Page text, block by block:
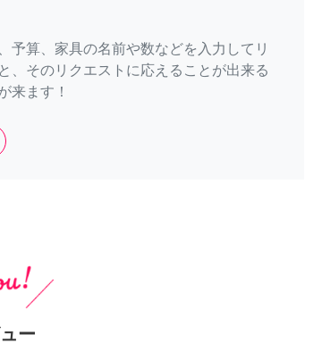
予算、家具の名前や数などを入力してリ
、そのリクエストに応えることが出来る
来ます！
ー